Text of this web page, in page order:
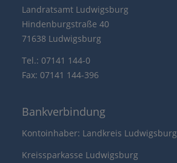
Landratsamt Ludwigsburg
Hindenburgstraße 40
71638 Ludwigsburg
Tel.: 07141 144-0
Fax: 07141 144-396
Bankverbindung
Kontoinhaber: Landkreis Ludwigsburg
Kreissparkasse Ludwigsburg